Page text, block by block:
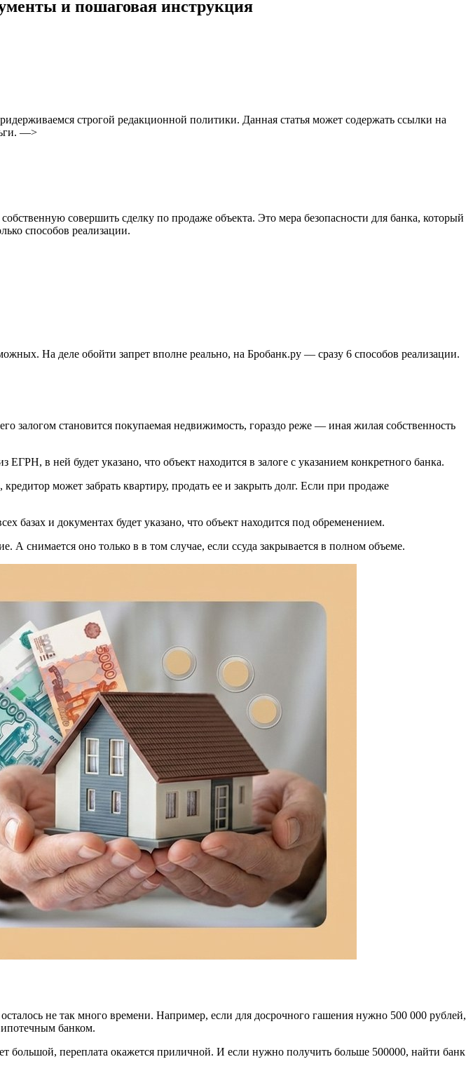
и пошаговая инструкция
строгой редакционной политики. Данная статья может содержать ссылки на
—>
совершить сделку по продаже объекта. Это мера безопасности для банка, который
способов реализации.
На деле обойти запрет вполне реально, на Бробанк.ру — сразу 6 способов реализации.
залогом становится покупаемая недвижимость, гораздо реже — иная жилая собственность
в ней будет указано, что объект находится в залоге с указанием конкретного банка.
может забрать квартиру, продать ее и закрыть долг. Если при продаже
базах и документах будет указано, что объект находится под обременением.
снимается оно только в в том случае, если ссуда закрывается в полном объеме.
не так много времени. Например, если для досрочного гашения нужно 500 000 рублей,
ипотечным банком.
переплата окажется приличной. И если нужно получить больше 500000, найти банк